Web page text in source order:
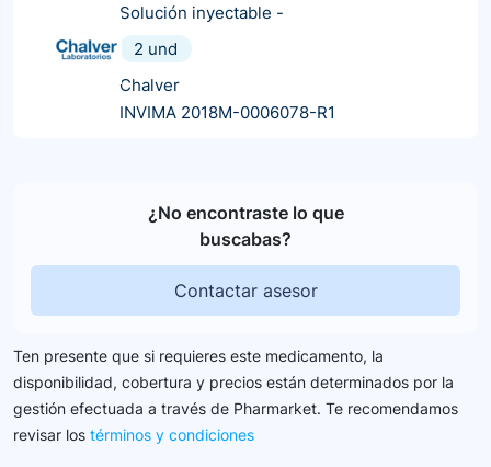
Solución inyectable -
2 und
Chalver
INVIMA 2018M-0006078-R1
¿No encontraste lo que
buscabas?
Contactar asesor
Ten presente que si requieres este medicamento, la
disponibilidad, cobertura y precios están determinados por la
gestión efectuada a través de Pharmarket. Te recomendamos
revisar los términos y condiciones